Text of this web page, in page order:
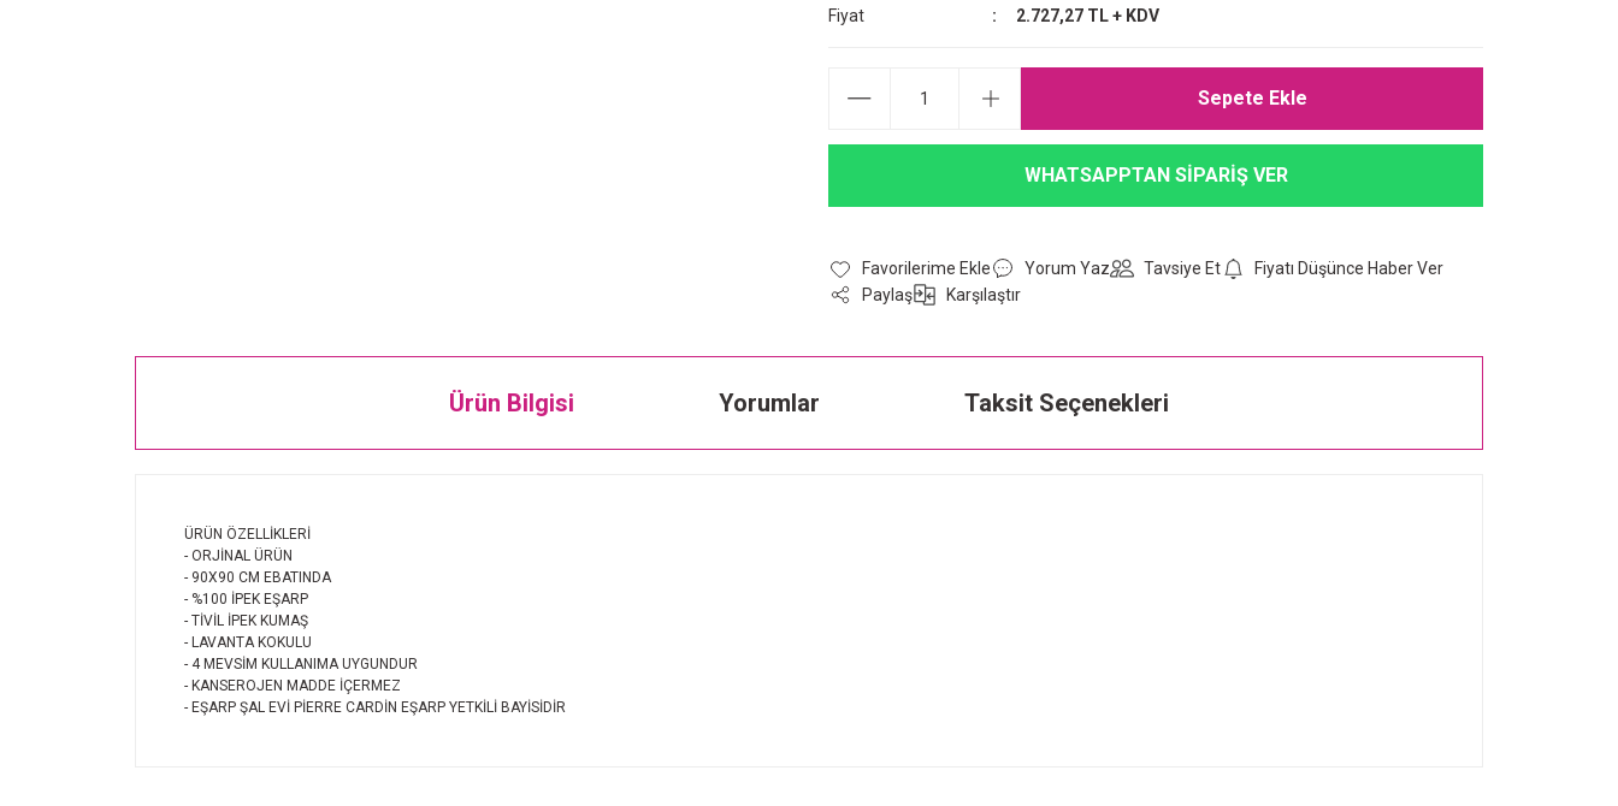
Fiyat
2.727,27 TL + KDV
Sepete Ekle
WHATSAPPTAN SİPARİŞ VER
Yorum Yaz Tavsiye Et
Fiyatı Düşünce Haber Ver
Paylaş
Karşılaştır
Ürün Bilgisi Yorumlar Taksit Seçenekleri
ÜRÜN ÖZELLİKLERİ
- ORJİNAL ÜRÜN
- 90X90 CM EBATINDA
- %100 İPEK EŞARP
- TİVİL İPEK KUMAŞ
- LAVANTA KOKULU
- 4 MEVSİM KULLANIMA UYGUNDUR
- KANSEROJEN MADDE İÇERMEZ
- EŞARP ŞAL EVİ PİERRE CARDİN EŞARP YETKİLİ BAYİSİDİR